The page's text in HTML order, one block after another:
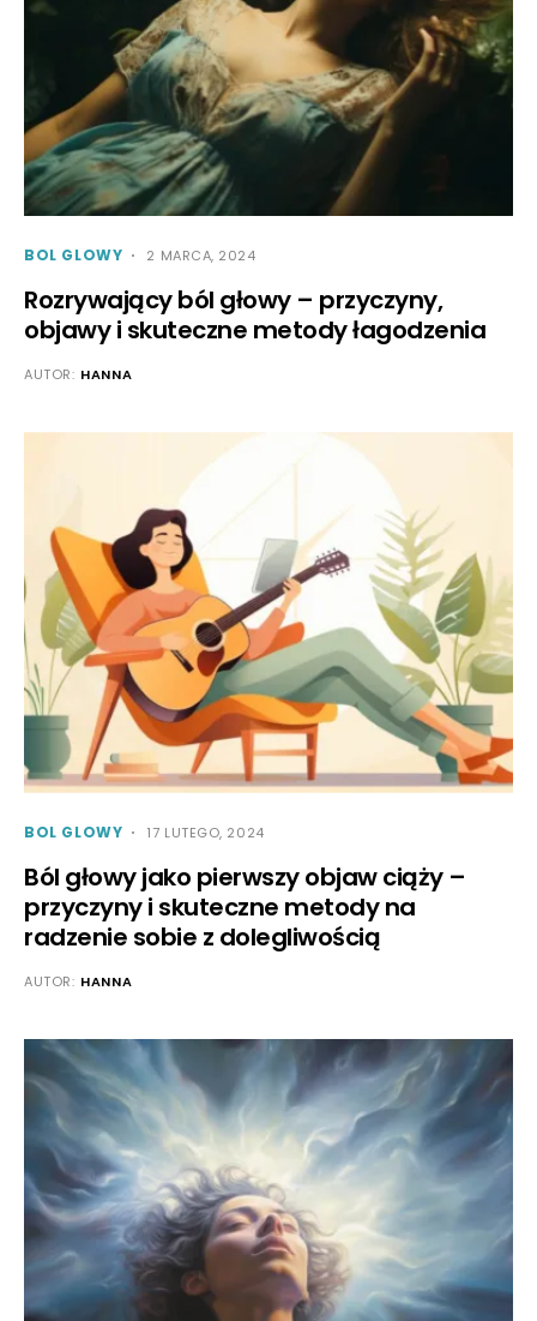
BOL GLOWY 2 MARCA, 2024
Rozrywający ból głowy – przyczyny,
objawy i skuteczne metody łagodzenia
AUTOR: HANNA
BOL GLOWY 17 LUTEGO, 2024
Ból głowy jako pierwszy objaw ciąży –
przyczyny i skuteczne metody na
radzenie sobie z dolegliwością
AUTOR: HANNA